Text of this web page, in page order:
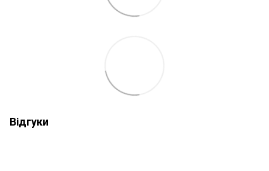
Відгуки